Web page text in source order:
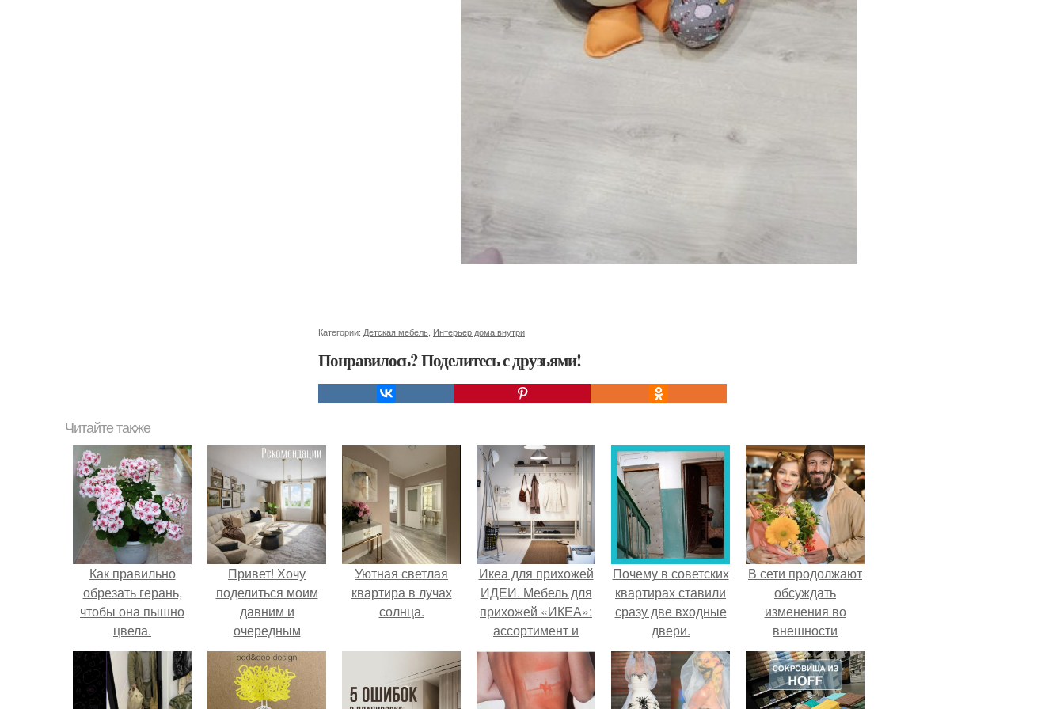
Категории: Детская мебель Интерьер дома внутри
Понравилось? Поделитесь с друзьями!
Читайте также
Как правильно
обрезать герань,
чтобы она пышно
цвела.
Привет! Хочу
поделиться моим
давним и
очередным
неопубликованным
проектом.
Уютная светлая
квартира в лучах
солнца.
Икеа для прихожей
ИДЕИ. Мебель для
прихожей «ИКЕА»:
ассортимент и
функциональные
особенности
Почему в советских
квартирах ставили
сразу две входные
двери.
В сети продолжают
обсуждать
изменения во
внешности
актрисы.